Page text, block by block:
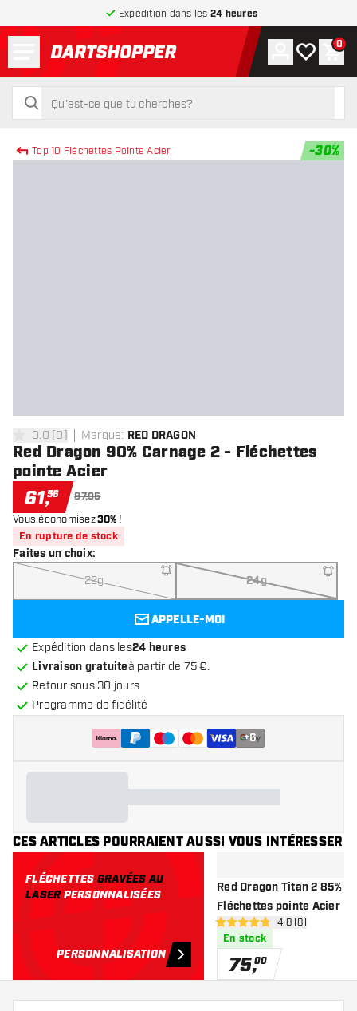
Expédition dans les 24 heures
retour à la page d’accueil
rechercher
rechercher
Compte
Ma liste0
Top 10 Fléchettes Pointe Acier -30%
0 étoiles de notation
0.0 [0] Marque: RED DRAGON
Red Dragon 90% Carnage 2 - Fléchettes
pointe Acier
61,56 87,95
Vous économisez30% !
En rupture de stock
Faites un choix:
22g 24g
APPELLE-MOI
Expédition dans les24 heures
Livraison gratuiteà partir de 75 €.
Retour sous 30 jours
Programme de fidélité
+6
CES ARTICLES POURRAIENT AUSSI VOUS INTÉRESSER
FLÉCHETTES GRAVÉES AU
LASER PERSONNALISÉES
PERSONNALISATION
Red Dragon Titan 2 85% -
Fléchettes pointe Acier
ouvrir le
4.8 étoiles de notation
4.8 (8)
En stock
75,00